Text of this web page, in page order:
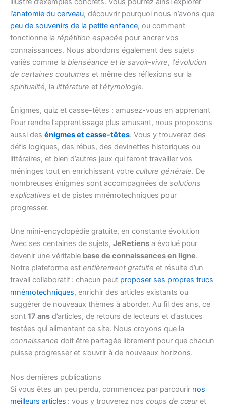
l’anatomie du cerveau, découvrir pourquoi nous n’avons que
peu de souvenirs de la petite enfance, ou comment
fonctionne la répétition espacée pour ancrer vos
connaissances. Nous abordons également des sujets
variés comme la bienséance et le savoir-vivre, l’évolution
de certaines coutumes et même des réflexions sur la
spiritualité, la littérature et l’étymologie.
Énigmes, quiz et casse-têtes : amusez-vous en apprenant
Pour rendre l’apprentissage plus amusant, nous proposons
aussi des énigmes et casse-têtes. Vous y trouverez des
défis logiques, des rébus, des devinettes historiques ou
littéraires, et bien d’autres jeux qui feront travailler vos
méninges tout en enrichissant votre culture générale. De
nombreuses énigmes sont accompagnées de solutions
explicatives et de pistes mnémotechniques pour
progresser.
Une mini-encyclopédie gratuite, en constante évolution
Avec ses centaines de sujets, JeRetiens a évolué pour
devenir une véritable base de connaissances en ligne.
Notre plateforme est entièrement gratuite et résulte d’un
travail collaboratif : chacun peut proposer ses propres trucs
mnémotechniques, enrichir des articles existants ou
suggérer de nouveaux thèmes à aborder. Au fil des ans, ce
sont 17 ans d’articles, de retours de lecteurs et d’astuces
testées qui alimentent ce site. Nous croyons que la
connaissance doit être partagée librement pour que chacun
puisse progresser et s’ouvrir à de nouveaux horizons.
Nos dernières publications
Si vous êtes un peu perdu, commencez par parcourir nos
meilleurs articles : vous y trouverez nos coups de cœuret